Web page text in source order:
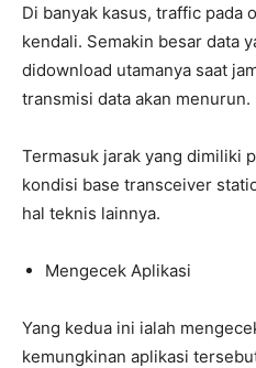
Di banyak kasus, traffic pada
kendali. Semakin besar data
didownload utamanya saat
transmisi data akan menurun.
Termasuk jarak yang dimiliki
kondisi base transceiver
hal teknis lainnya.
Mengecek Aplikasi
Yang kedua ini ialah
kemungkinan aplikasi